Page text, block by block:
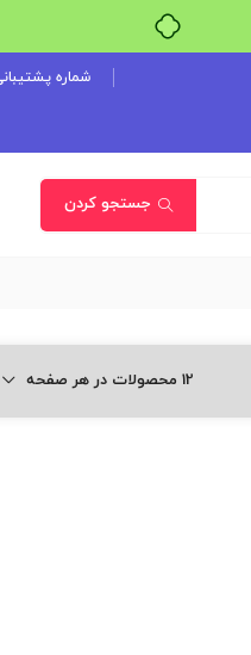
شماره پشتیبانی:
جستجو کردن
12 محصولات در هر صفحه